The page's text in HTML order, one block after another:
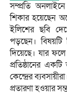
সম্প্রতি
শিকার হয়েছেন
ইলিশের ছবি
পড়ছেন। বিষয়টি
দিয়েছে। যার ফলে
প্রতিষ্ঠানের
কেন্দ্রের
প্রতারণা হওয়ার